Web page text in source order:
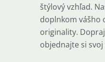
štýlový vzhľad.
doplnkom vášho
originality.
objednajte si